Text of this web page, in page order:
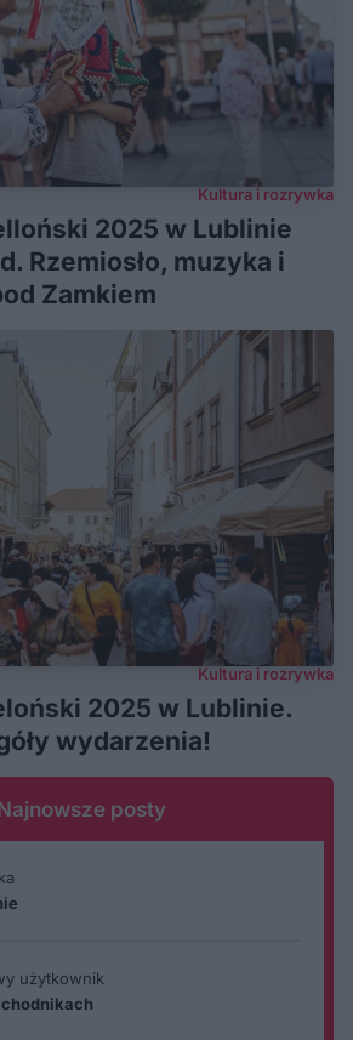
Kultura i rozrywka
2025 w Lublinie
Rzemiosło, muzyka i
Zamkiem
Kultura i rozrywka
2025 w Lublinie.
wydarzenia!
posty
użytkownik
chodnikach